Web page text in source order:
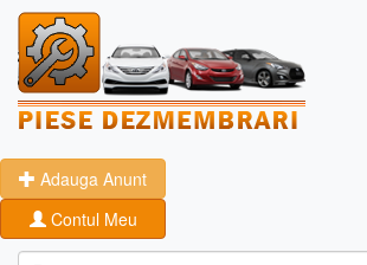
Adauga Anunt
Contul Meu